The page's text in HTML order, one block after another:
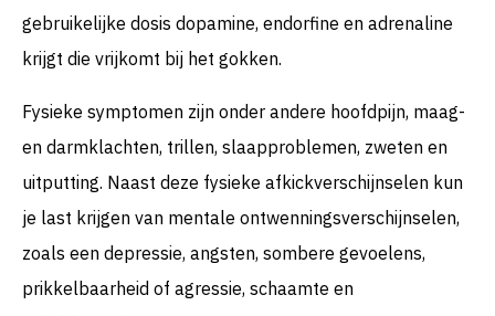
gebruikelijke dosis dopamine, endorfine en adrenaline
krijgt die vrijkomt bij het gokken.
Fysieke symptomen zijn onder andere hoofdpijn, maag-
en darmklachten, trillen, slaapproblemen, zweten en
uitputting. Naast deze fysieke afkickverschijnselen kun
je last krijgen van mentale ontwenningsverschijnselen,
zoals een depressie, angsten, sombere gevoelens,
prikkelbaarheid of agressie, schaamte en